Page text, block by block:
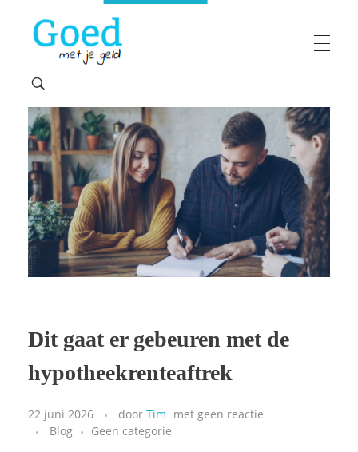
maakt 'moeilijke' financiën makkelijk
Dit gaat er gebeuren met de
hypotheekrenteaftrek
22 juni 2026 door Tim met geen reactie
Blog
Geen categorie